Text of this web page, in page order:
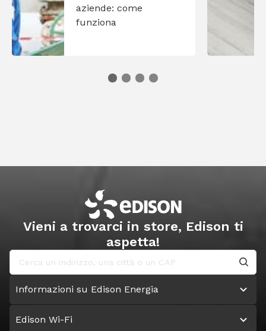
aziende: come
funziona
Vieni a trovarci in store, Edison ti
aspetta!
Informazioni su Edison Energia
Edison Wi-Fi